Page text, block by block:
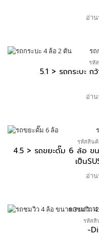
อ่า
รหั
5.1 > รถกระบะ
อ่า
รหัสสินค้
4.5 > รถขยะดั๊ม 6 ล้อ ข
เป็น
อ่า
รหัสสิ
-